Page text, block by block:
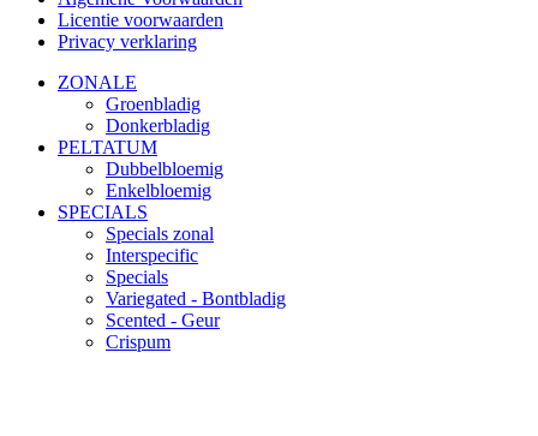
Licentie voorwaarden
Privacy verklaring
ZONALE
Groenbladig
Donkerbladig
PELTATUM
Dubbelbloemig
Enkelbloemig
SPECIALS
Specials zonal
Interspecific
Specials
Variegated - Bontbladig
Scented - Geur
Crispum